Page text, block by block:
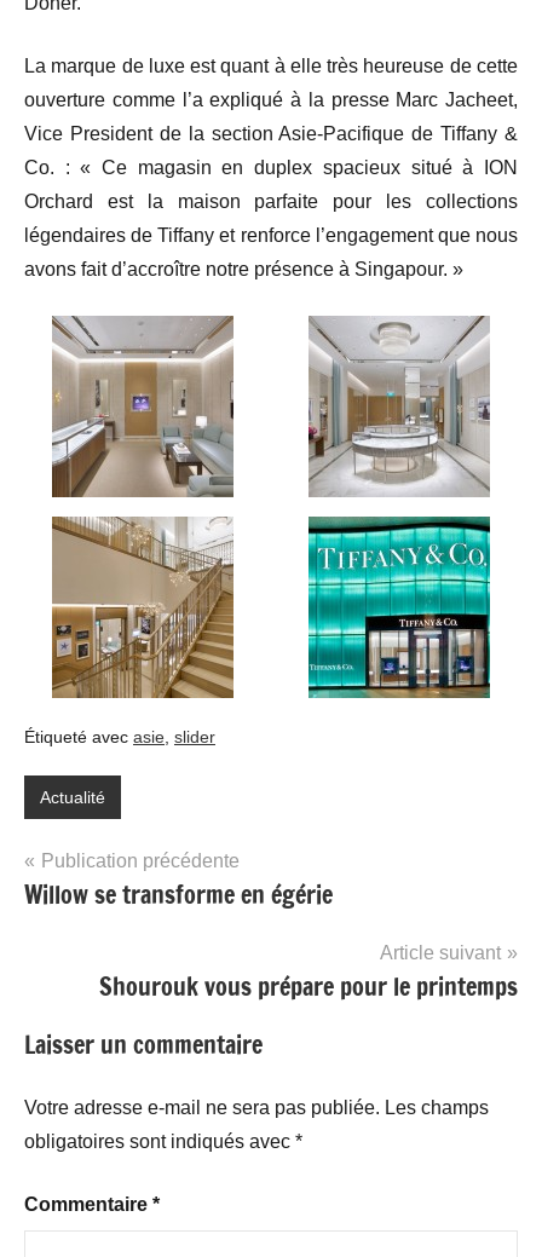
La marque de luxe est quant à elle très heureuse de cette
ouverture comme l’a expliqué à la presse Marc Jacheet,
Vice President de la section Asie-Pacifique de Tiffany &
Co. : « Ce magasin en duplex spacieux situé à ION
Orchard est la maison parfaite pour les collections
légendaires de Tiffany et renforce l’engagement que nous
avons fait d’accroître notre présence à Singapour. »
Étiqueté avec asie slider
Actualité
Navigation
de
Publication précédente
Willow se transforme en égérie
Article suivant
Shourouk vous prépare pour le printemps
Laisser un commentaire
Votre adresse e-mail ne sera pas publiée. Les champs
obligatoires sont indiqués avec *
Commentaire *